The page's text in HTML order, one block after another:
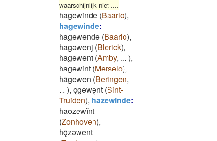
waarschijnlijk niet ....
hagewinde (Baarlo),
hagewinde:
hagewendǝ (Baarlo),
hagǝwenj (Blerick),
hagǝwent (Amby, ... ),
hagǝwint (Merselo),
hāgewen (Beringen,
... ), ǫgǝwęnt (Sint-
Truiden), hazewinde:
haozewĭnt
(Zonhoven),
hǭzǝwent